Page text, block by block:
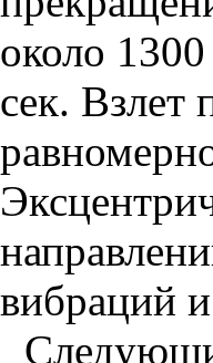
около
сек. Взлет
вибраций